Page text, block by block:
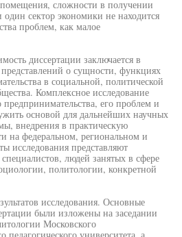
помещения, сложности в получении
сектор экономики не находится
проблем, как малое
диссертации заключается в
о сущности, функциях
в социальной, политической
Комплексное исследование
его проблем и
основой для дальнейших научных
внедрения в практическую
на федеральном, региональном и
исследования представляют
людей занятых в сфере
политологии, конкретной
исследования. Основные
были изложены на заседании
Московского